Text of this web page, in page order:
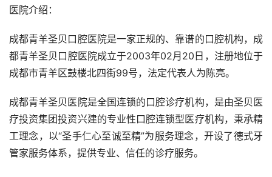
医院介绍：
成都青羊圣贝口腔医院是一家正规的、靠谱的口腔机构，成
都青羊圣贝口腔医院成立于2003年02月20日，注册地位于
成都市青羊区鼓楼北四街99号，法定代表人为陈亮。
成都青羊圣贝医院是全国连锁的口腔诊疗机构，是由圣贝医
疗投资集团投资兴建的专业性口腔连锁型医疗机构，秉承精
工理念，以“圣手仁心至诚至精”为服务理念，开设了德式牙
管家服务体系，提供专业、信任的诊疗服务。